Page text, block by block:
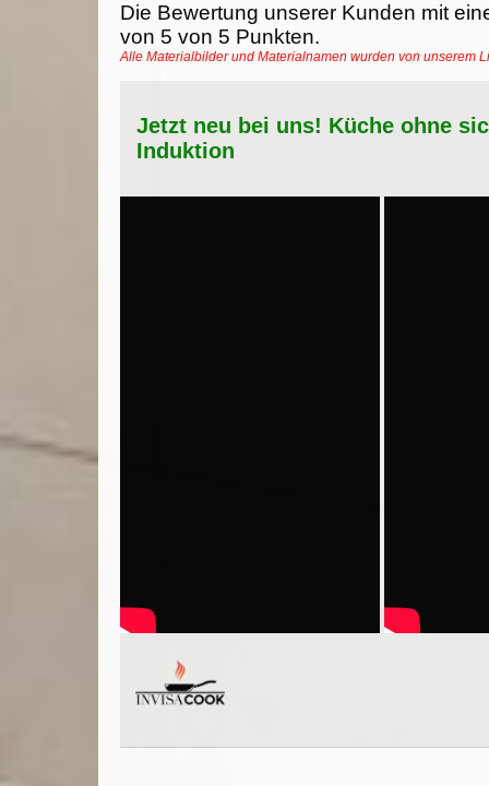
Die Bewertung unserer Kunden mit
von 5 von 5 Punkten.
Alle Materialbilder und Materialnamen wurden von unserem
Jetzt neu bei uns! Küche ohne
Induktion